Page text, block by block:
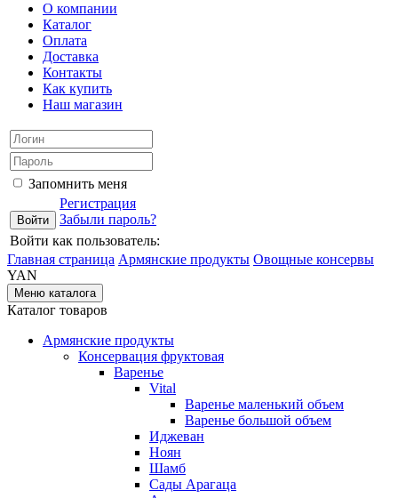
О компании
Каталог
Оплата
Доставка
Контакты
Как купить
Наш магазин
Запомнить меня
Регистрация
Забыли пароль?
Войти как пользователь:
Главная страница Армянские продукты Овощные консервы
YAN
Меню каталога
Каталог товаров
Армянские продукты
Консервация фруктовая
Варенье
Vital
Варенье маленький объем
Варенье большой объем
Иджеван
Ноян
Шамб
Сады Арагаца